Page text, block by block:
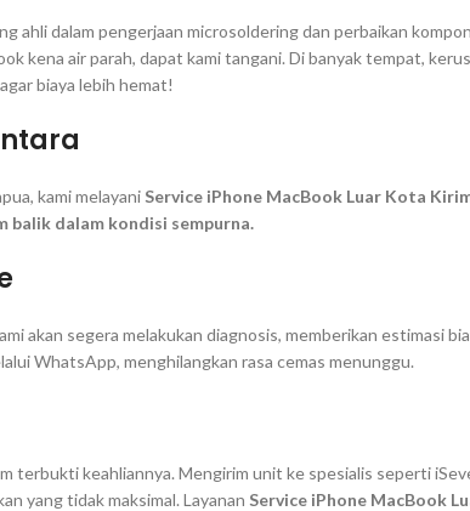
ahli dalam pengerjaan microsolderingdan perbaikan
kena air parah, dapat kami tangani. Di banyak tempat,
biaya lebih hemat!
kami melayani Service iPhone MacBook Luar Kota
dalam kondisi sempurna.
akan segera melakukan diagnosis, memberikan estimasi
WhatsApp, menghilangkan rasa cemas menunggu.
keahliannya. Mengirim unit ke spesialis seperti
yang tidak maksimal. Layanan Service iPhone MacBook